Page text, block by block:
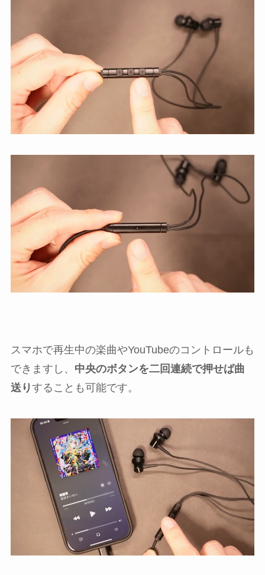
スマホで再生中の楽曲やYouTubeのコントロールも
できますし、 中央のボタンを二回連続で押せば曲
送り することも可能です。